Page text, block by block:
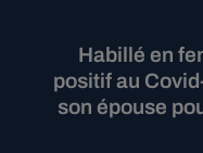
Habillé en
positif au
son épouse